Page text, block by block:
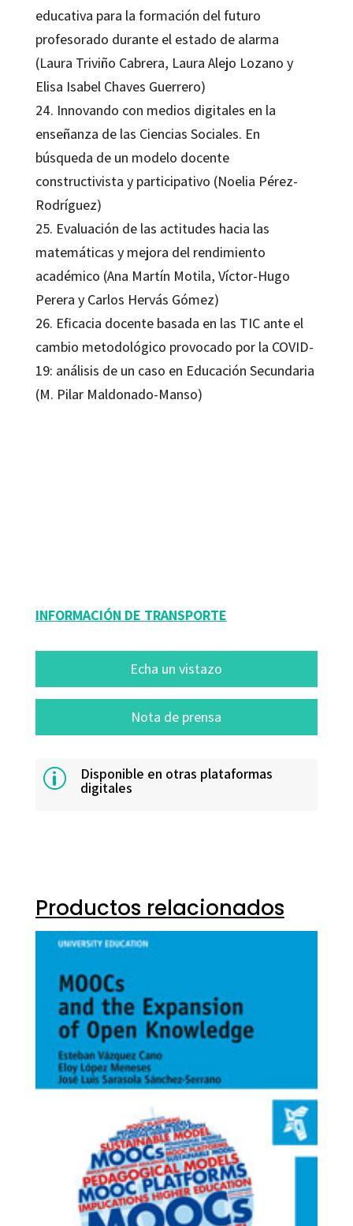
educativa para la formación del futuro
profesorado durante el estado de alarma
(Laura Triviño Cabrera, Laura Alejo Lozano y
Elisa Isabel Chaves Guerrero)
24. Innovando con medios digitales en la
enseñanza de las Ciencias Sociales. En
búsqueda de un modelo docente
constructivista y participativo (Noelia Pérez-
Rodríguez)
25. Evaluación de las actitudes hacia las
matemáticas y mejora del rendimiento
académico (Ana Martín Motila, Víctor-Hugo
Perera y Carlos Hervás Gómez)
26. Eficacia docente basada en las TIC ante el
cambio metodológico provocado por la COVID-
19: análisis de un caso en Educación Secundaria
(M. Pilar Maldonado-Manso)
INFORMACIÓN DE TRANSPORTE
Echa un vistazo
Nota de prensa
p Disponible en otras plataformas
digitales
Productos relacionados